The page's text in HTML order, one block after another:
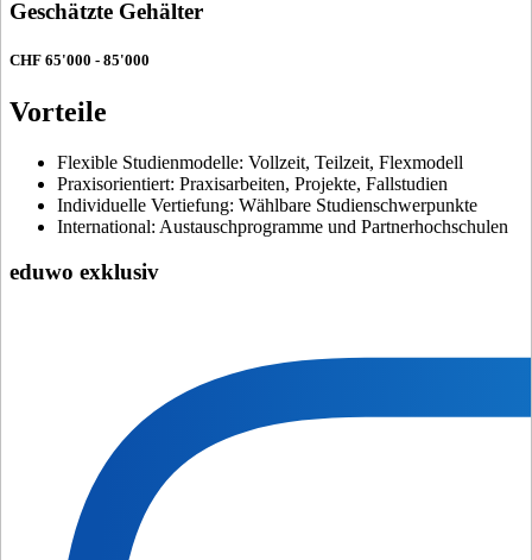
Geschätzte Gehälter
CHF 65'000 - 85'000
Vorteile
Flexible Studienmodelle: Vollzeit, Teilzeit, Flexmodell
Praxisorientiert: Praxisarbeiten, Projekte, Fallstudien
Individuelle Vertiefung: Wählbare Studienschwerpunkte
International: Austauschprogramme und Partnerhochschulen
eduwo exklusiv